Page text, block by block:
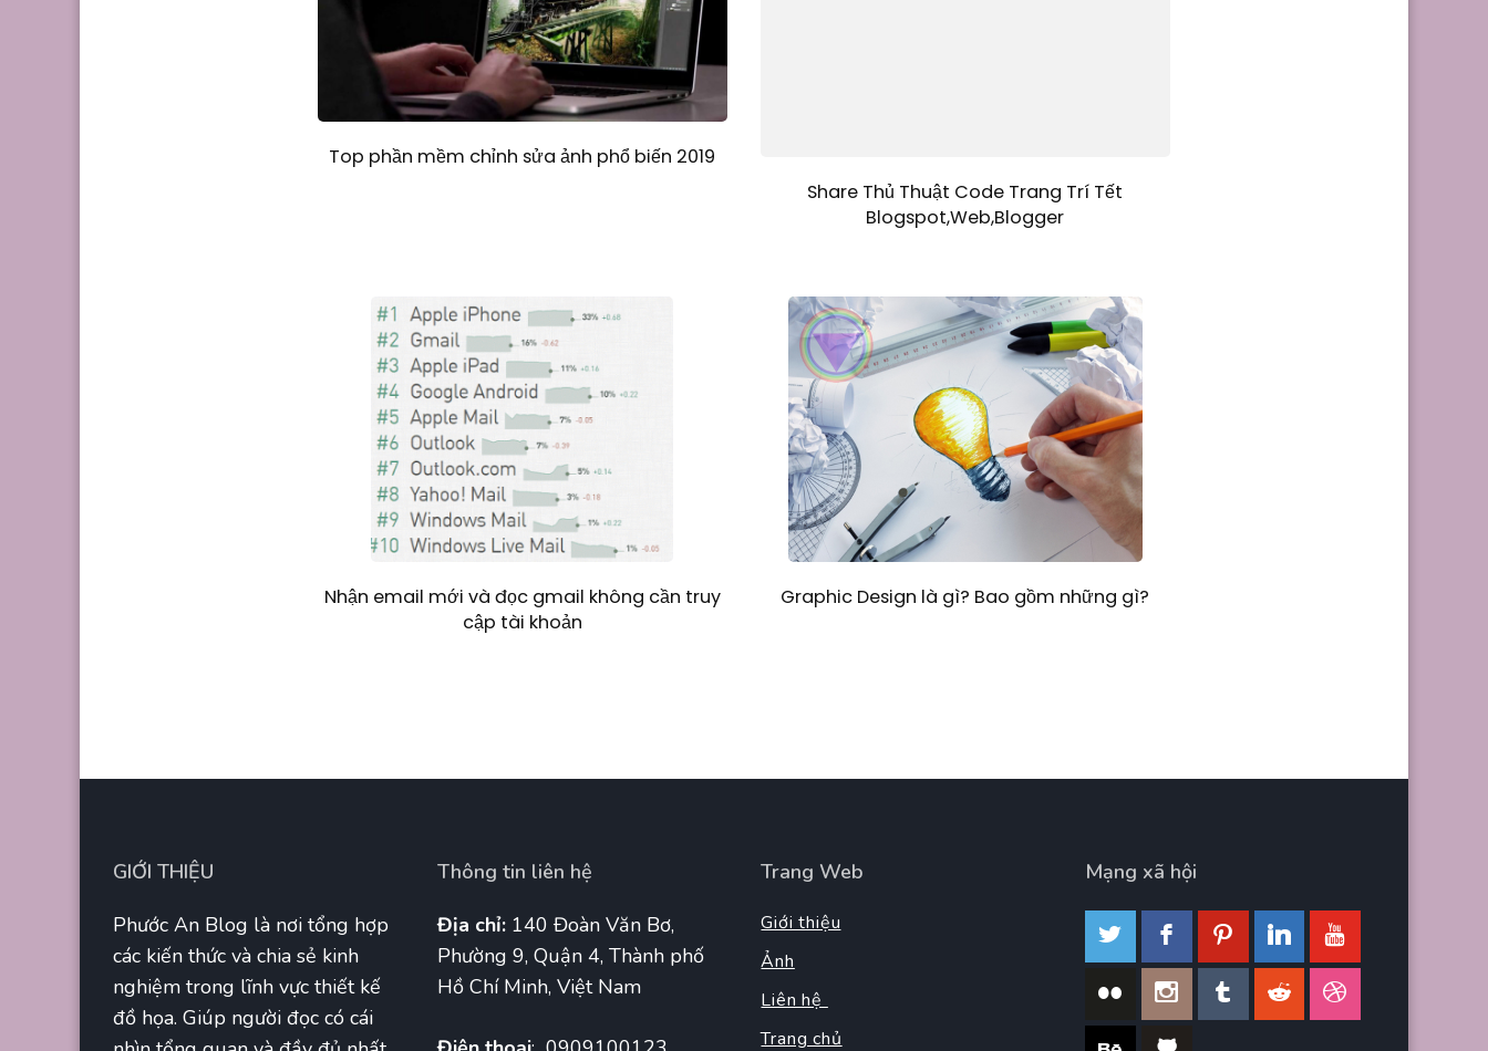
Top phần mềm chỉnh sửa ảnh phổ biến 2019
Share Thủ Thuật Code Trang Trí Tết
Blogspot,Web,Blogger
Nhận email mới và đọc gmail không cần truy
cập tài khoản
Graphic Design là gì? Bao gồm những gì?
GIỚI THIỆU
Phước An Blog là nơi tổng hợp
các kiến thức và chia sẻ kinh
nghiệm trong lĩnh vực thiết kế
đồ họa. Giúp người đọc có cái
Thông tin liên hệ
Địa chỉ: 140 Đoàn Văn Bơ,
Phường 9, Quận 4, Thành phố
Hồ Chí Minh, Việt Nam
Trang Web
Giới thiệu
Ảnh
Liên hệ
Trang chủ
Mạng xã hội